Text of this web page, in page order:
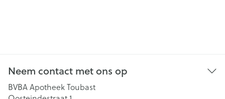
Neem contact met ons op
BVBA Apotheek Toubast